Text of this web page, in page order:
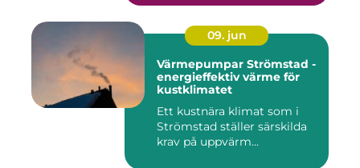
09. jun
Värmepumpar Strömstad -
energieffektiv värme för
kustklimatet
Ett kustnära klimat som i
Strömstad ställer särskilda
krav på uppvärm...